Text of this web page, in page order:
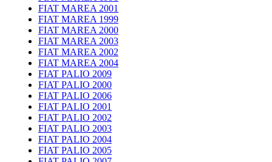
FIAT MAREA 2001
FIAT MAREA 1999
FIAT MAREA 2000
FIAT MAREA 2003
FIAT MAREA 2002
FIAT MAREA 2004
FIAT PALIO 2009
FIAT PALIO 2000
FIAT PALIO 2006
FIAT PALIO 2001
FIAT PALIO 2002
FIAT PALIO 2003
FIAT PALIO 2004
FIAT PALIO 2005